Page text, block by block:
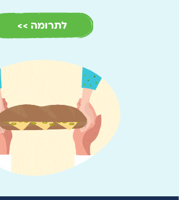
לתרומה >>